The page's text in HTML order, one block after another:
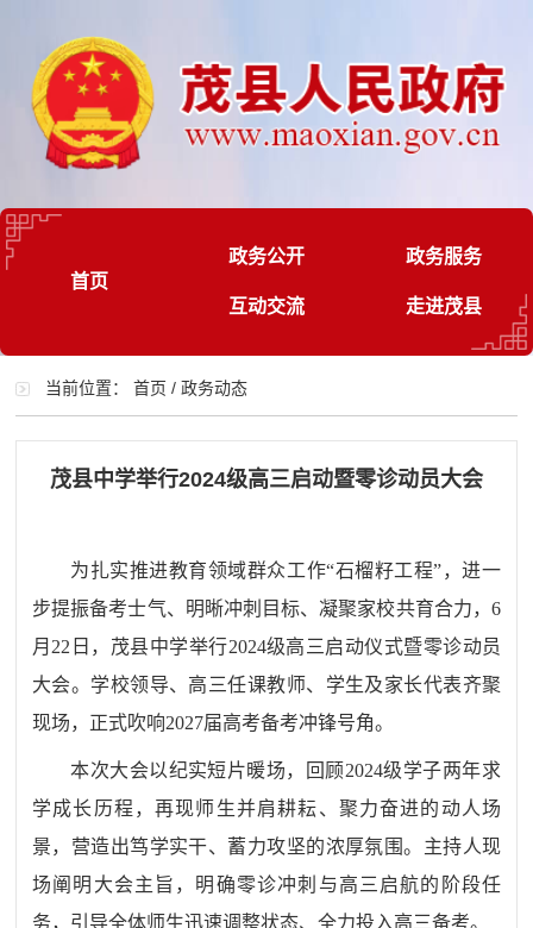
首页
政务公开 政务服务
互动交流 走进茂县
当前位置：首页 /政务动态
茂县中学举行2024级高三启动暨零诊动员大会
为扎实推进教育领域群众工作“石榴籽工程”，进一
步提振备考士气、明晰冲刺目标、凝聚家校共育合力，6
月22日，茂县中学举行2024级高三启动仪式暨零诊动员
大会。学校领导、高三任课教师、学生及家长代表齐聚
现场，正式吹响2027届高考备考冲锋号角。
本次大会以纪实短片暖场，回顾2024级学子两年求
学成长历程，再现师生并肩耕耘、聚力奋进的动人场
景，营造出笃学实干、蓄力攻坚的浓厚氛围。主持人现
场阐明大会主旨，明确零诊冲刺与高三启航的阶段任
务，引导全体师生迅速调整状态、全力投入高三备考。